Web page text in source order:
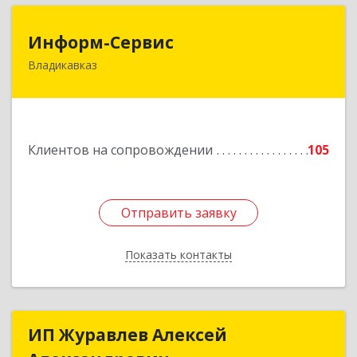
Информ-Сервис
Владикавказ
Клиентов на сопровождении 105
Отправить заявку
Показать контакты
362020, Северная Осетия - Алания Респ,
Отправить заявку
Назад
ИП Журавлев АлексейИП Журавлев Алексей